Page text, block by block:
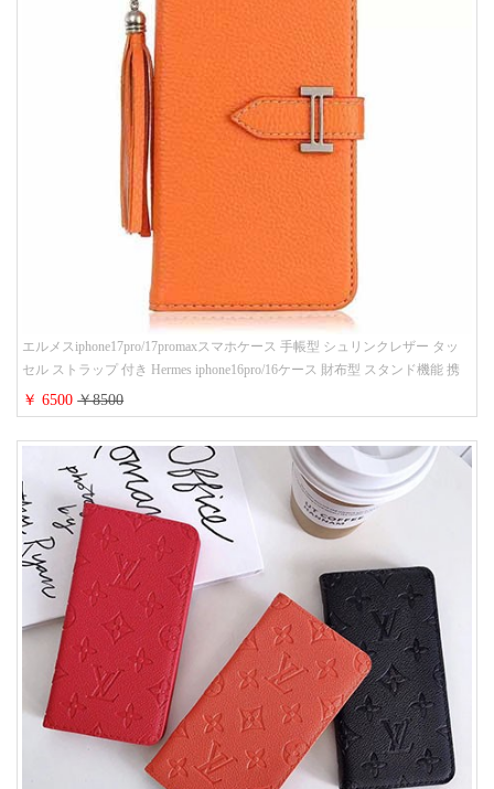
エルメスiphone17pro/17promaxスマホケース 手帳型 シュリンクレザー タッ
セル ストラップ 付き Hermes iphone16pro/16ケース 財布型 スタンド機能 携
帯カバー ハイ ブランド アイフォーン15/14/13ケース 手帳 レディース 人気
￥ 6500￥8500